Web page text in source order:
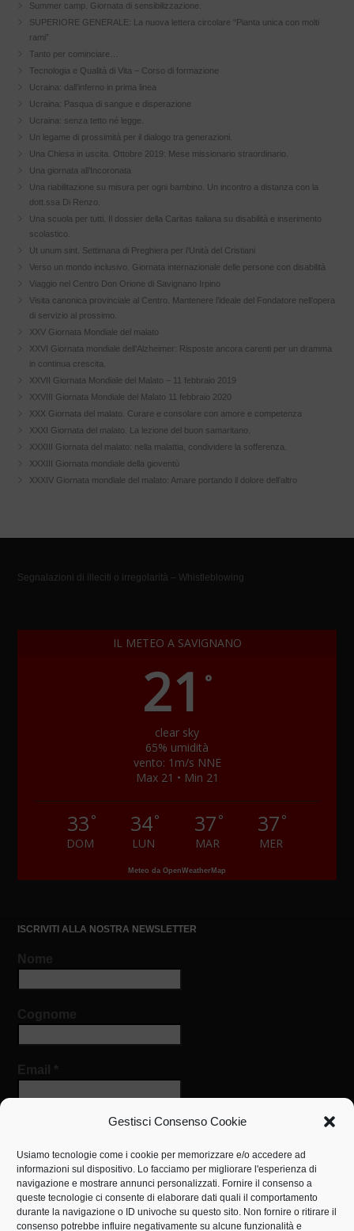
Gestisci Consenso Cookie
Usiamo tecnologie come i cookie per memorizzare e/o accedere ad
informazioni sul dispositivo. Lo facciamo per migliorare l'esperienza di
navigazione e mostrare annunci personalizzati. Fornire il consenso a
queste tecnologie ci consente di elaborare dati quali il comportamento
durante la navigazione o ID univoche su questo sito. Non fornire o ritirare il
consenso potrebbe influire negativamente su alcune funzionalità e
Summer camp. Giornata di sensibilizzazione.
SUPERIORE GENERALE: La nuova lettera circolare “Pianta unica con molti
rami”
Tanto per cominciare…
Tecnologia e Qualità di Vita – Corso di formazione
Ucraina: dall’inferno in prima linea
Ucraina: Pasqua di sangue e disperazione
Ucraina: senza tetto né legge.
Un legame di prossimità per il dialogo tra generazioni.
Una Chiesa in uscita. Ottobre 2019: Mese missionario straordinario.
Una giornata all’Incoronata
Una riabilitazione su misura per ogni bambino. Un incontro a distanza con la
dott.ssa Di Renzo.
Una scuola per tutti. Il dossier della Caritas italiana su disabilità e inserimento
scolastico.
Ut unum sint. Settimana di Preghiera per l’Unità del Cristiani
Verso un mondo inclusivo. Giornata internazionale delle persone con disabilità
Viaggio nel Centro Don Orione di Savignano Irpino
Visita canonica provinciale al Centro. Mantenere l’ideale del Fondatore nell’opera
di servizio al prossimo.
XXV Giornata Mondiale del malato
XXVI Giornata mondiale dell’Alzheimer: Risposte ancora carenti per un dramma
in continua crescita.
XXVII Giornata Mondiale del Malato – 11 febbraio 2019
XXVIII Giornata Mondiale del Malato 11 febbraio 2020
XXX Giornata del malato. Curare e consolare con amore e competenza
XXXI Giornata del malato. La lezione del buon samaritano.
XXXIII Giornata del malato: nella malattia, condividere la sofferenza.
XXXIII Giornata mondiale della gioventù
XXXIV Giornata mondiale del malato: Amare portando il dolore dell’altro
Segnalazioni di illeciti o irregolarità – Whistleblowing
IL METEO A SAVIGNANO
21 °
clear sky
65% umidità
vento: 1m/s NNE
Max 21 • Min 21
33 °
DOM
34°
LUN
37 °
MAR
37 °
MER
Meteo da OpenWeatherMap
ISCRIVITI ALLA NOSTRA NEWSLETTER
IL NOSTRO INDIRIZZO
Centro Medico Sociale